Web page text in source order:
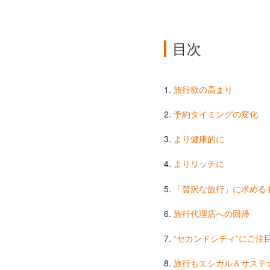
目次
旅行欲の高まり
予約タイミングの変化
より健康的に
よりリッチに
「贅沢な旅行」に求め
旅行代理店への回帰
“セカンドシティ”にご注
旅行もエシカル＆サステ